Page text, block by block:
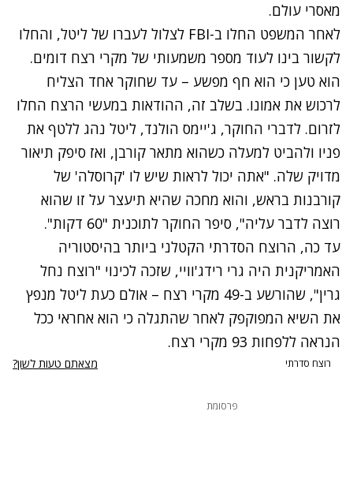
מאסרי עולם.
לאחר המשפט החלו ב-FBI לצלול לעברו של ליטל, והחלו
לקשור בינו לעוד מספר משמעותי של מקרי רצח דומים.
הוא טען כי הוא חף מפשע – עד שחוקר אחד הצליח
לרכוש את אמונו. בשלב זה, ההודאות במעשי הרצח החלו
לזרום. לדברי החוקר, ג'יימס הולנד, ליטל נהג ללטף את
פניו ולהביט למעלה כשהוא מתאר קורבן, ואז סיפק תיאור
מדויק שלה. "אתה יכול לראות שיש לו 'קרוסלה' של
קורבנות בראש, והוא מחכה שהיא תיעצר על זו שהוא
רוצה לדבר עליה", סיפר החוקר לתוכנית "60 דקות".
עד כה, הרוצח הסדרתי הקטלני ביותר בהיסטוריה
האמריקנית היה גרי רידג'וויי, שזכה לכינוי "רוצח נחל
גרין", שהורשע ב-49 מקרי רצח – אולם כעת ליטל מנפץ
את השיא המפוקפק לאחר שהתגלה כי הוא אחראי ככל
הנראה ללפחות 93 מקרי רצח.
רוצח סדרתי מצאתם טעות לשון?
פרסומת